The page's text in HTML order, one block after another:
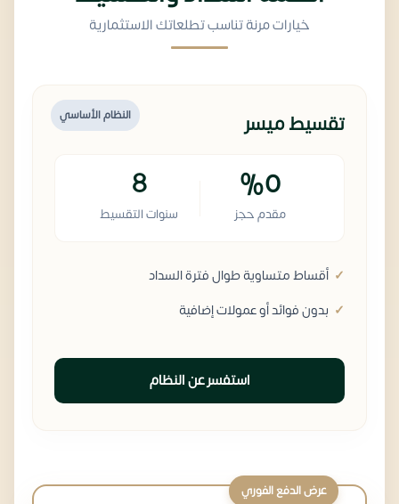
خيارات مرنة تناسب تطلعاتك الاستثمارية
النظام الأساسي تقسيط ميسر
%0
مقدم حجز
8
سنوات التقسيط
أقساط متساوية طوال فترة السداد
بدون فوائد أو عمولات إضافية
استفسر عن النظام
عرض الدفع الفوري